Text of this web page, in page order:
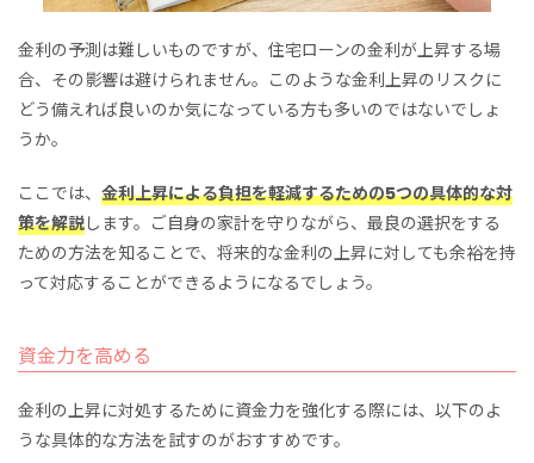
金利の予測は難しいものですが、住宅ローンの金利が上昇する場
合、その影響は避けられません。このような金利上昇のリスクに
どう備えれば良いのか気になっている方も多いのではないでしょ
うか。
ここでは、 金利上昇による負担を軽減するための5つの具体的な対
策を解説します。ご自身の家計を守りながら、最良の選択をする
ための方法を知ることで、将来的な金利の上昇に対しても余裕を持
って対応することができるようになるでしょう。
資金力を高める
金利の上昇に対処するために資金力を強化する際には、以下のよ
うな具体的な方法を試すのがおすすめです。